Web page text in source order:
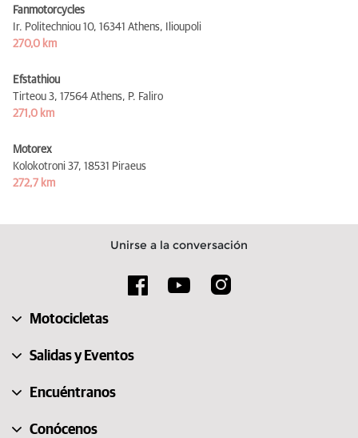
Fanmotorcycles
Ir. Politechniou 10, 16341 Athens, Ilioupoli
270,0 km
Efstathiou
Tirteou 3, 17564 Athens, P. Faliro
271,0 km
Motorex
Kolokotroni 37, 18531 Piraeus
272,7 km
Unirse a la conversación
Motocicletas
Salidas y Eventos
Encuéntranos
Conócenos